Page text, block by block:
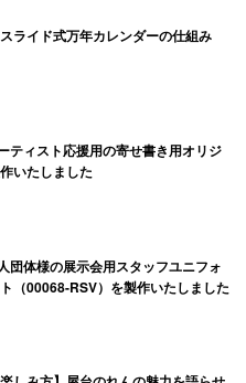
ライド式万年カレンダーの仕組み
ティスト応援用の寄せ書き用オリジ
いたしました
団体様の展示会用スタッフユニフォ
（00068-RSV）を製作いたしました